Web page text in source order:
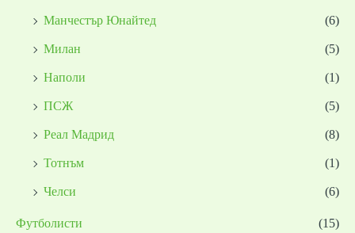
Манчестър Юнайтед
(6)
Милан
(5)
Наполи
(1)
ПСЖ
(5)
Реал Мадрид
(8)
Тотнъм
(1)
Челси
(6)
Футболисти
(15)